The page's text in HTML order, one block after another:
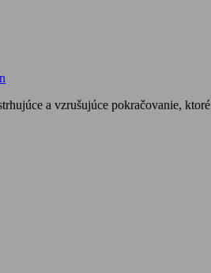
a vzrušujúce pokračovanie, ktoré